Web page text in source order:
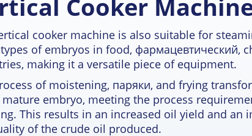
Cooker
cooker machine is also suitable for
of embryos in food, фармацевтический,
, making it a versatile piece of equipment.
of moistening, паряки, and frying
embryo, meeting the process
. This results in an increased oil yield and an
of the crude oil produced.